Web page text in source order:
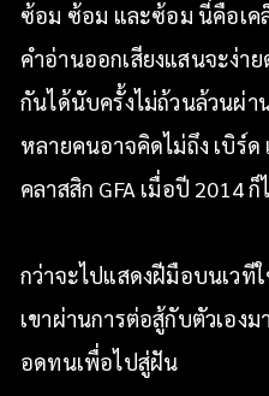
ซ้อม ซ้อม และซ้อม นี่คือเค
คำอ่านออกเสียงแสนจะง่า
กันได้นับครั้งไม่ถ้วนล้วนผ่า
หลายคนอาจคิดไม่ถึง เบิร์ด
คลาสสิก GFA เมื่อปี 2014
กว่าจะไปแสดงฝีมือบนเวที
เขาผ่านการต่อสู้กับตัวเอง
อดทนเพื่อไปสู่ฝัน